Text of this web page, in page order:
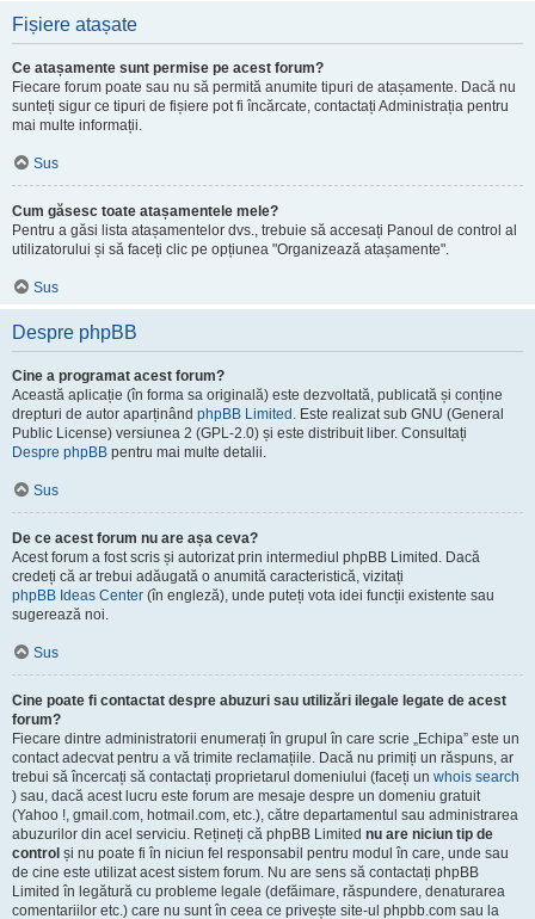
Fișiere atașate
Ce atașamente sunt permise pe acest forum?
Fiecare forum poate sau nu să permită anumite tipuri de atașamente. Dacă nu
sunteți sigur ce tipuri de fișiere pot fi încărcate, contactați Administrația pentru
mai multe informații.
Sus
Cum găsesc toate atașamentele mele?
Pentru a găsi lista atașamentelor dvs., trebuie să accesați Panoul de control al
utilizatorului și să faceți clic pe opțiunea "Organizează atașamente".
Sus
Despre phpBB
Cine a programat acest forum?
Această aplicație (în forma sa originală) este dezvoltată, publicată și conține
drepturi de autor aparținând phpBB Limited . Este realizat sub GNU (General
Public License) versiunea 2 (GPL-2.0) și este distribuit liber. Consultați
Despre phpBB pentru mai multe detalii.
Sus
De ce acest forum nu are așa ceva?
Acest forum a fost scris și autorizat prin intermediul phpBB Limited. Dacă
credeți că ar trebui adăugată o anumită caracteristică, vizitați
phpBB Ideas Center (în engleză), unde puteți vota idei funcții existente sau
sugerează noi.
Sus
Cine poate fi contactat despre abuzuri sau utilizări ilegale legate de acest
forum?
Fiecare dintre administratorii enumerați în grupul în care scrie „Echipa” este un
contact adecvat pentru a vă trimite reclamațiile. Dacă nu primiți un răspuns, ar
trebui să încercați să contactați proprietarul domeniului (faceți un whois search
) sau, dacă acest lucru este forum are mesaje despre un domeniu gratuit
(Yahoo !, gmail.com, hotmail.com, etc.), către departamentul sau administrarea
abuzurilor din acel serviciu. Rețineți că phpBB Limited nu are niciun tip de
control și nu poate fi în niciun fel responsabil pentru modul în care, unde sau
de cine este utilizat acest sistem forum. Nu are sens să contactați phpBB
Limited în legătură cu probleme legale (defăimare, răspundere, denaturarea
comentariilor etc.) care nu sunt în ceea ce privește site-ul phpbb.com sau la